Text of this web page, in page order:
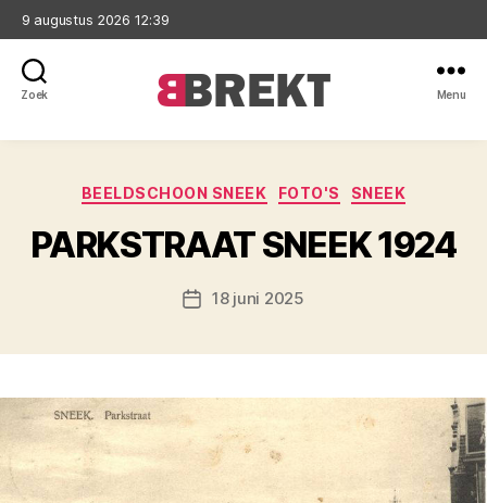
9 augustus 2026 12:39
Zoek Menu
Categorieën
BEELDSCHOON SNEEK FOTO'S SNEEK
PARKSTRAAT SNEEK 1924
Berichtdatum
18 juni 2025